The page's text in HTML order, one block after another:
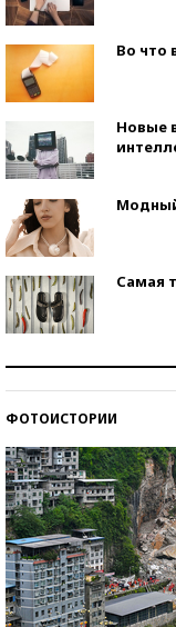
Во что
Новые
Самая
ФОТОИСТОРИИ